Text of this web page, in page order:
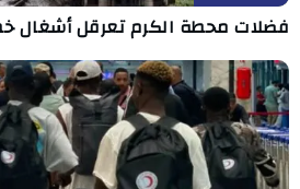
فضلات محطة الكرم تعرقل أشغال